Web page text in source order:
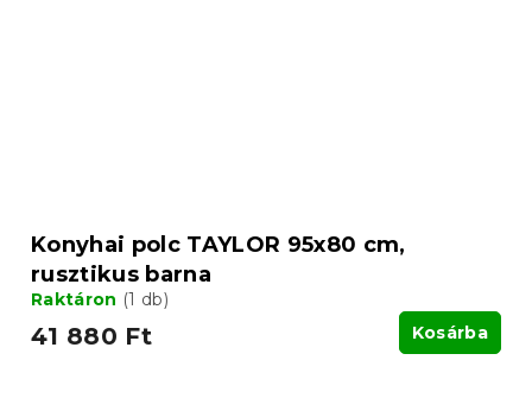
Konyhai polc TAYLOR 95x80 cm,
rusztikus barna
Raktáron (1 db)
41 880 Ft Kosárba